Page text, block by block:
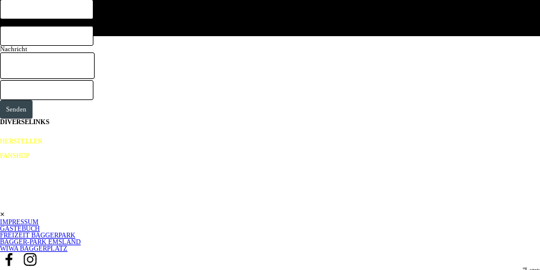
Nachricht
DIVERSELINKS
HERSTELLER
FANSHOP
×
IMPRESSUM
GÄSTEBUCH
FREIZEIT BAGGERPARK
BAGGER-PARK EMSLAND
WIWA BAGGERPLATZ